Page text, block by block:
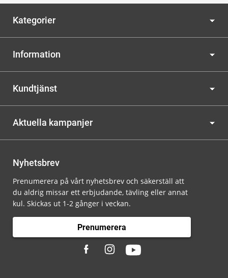
Kategorier
Information
Kundtjänst
Aktuella kampanjer
Nyhetsbrev
Prenumerera på vårt nyhetsbrev och säkerställ att
du aldrig missar ett erbjudande, tävling eller annat
kul. Skickas ut 1-2 gånger i veckan.
Prenumerera